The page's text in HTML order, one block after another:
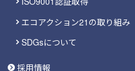
エコアクション21の取り組み
SDGsについて
採用情報